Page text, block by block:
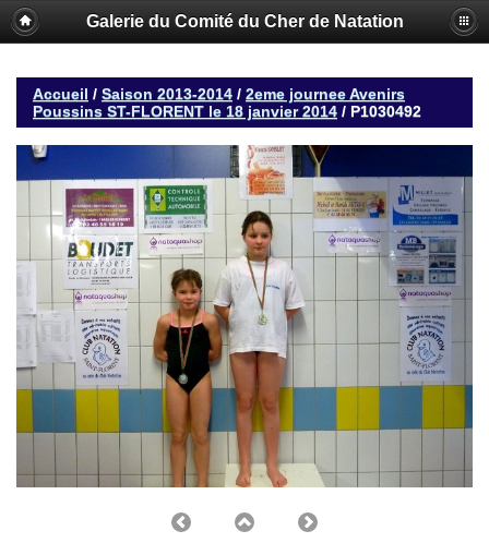
Galerie du Comité du Cher de Natation
Accueil / Saison 2013-2014 / 2eme journee Avenirs
Poussins ST-FLORENT le 18 janvier 2014 / P1030492